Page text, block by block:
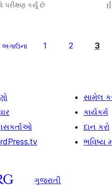
પરીક્ષણ કર્યું છે
અગાઉના 1 2 3
સામેલ
કાર્યકર્મ
દાન કરો
ભવિષ્ય
ગુજરાતી